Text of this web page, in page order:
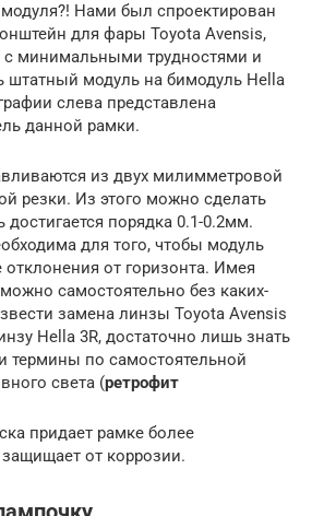
Нами был спроектирован
для фары Toyota Avensis,
с минимальными трудностями и
штатный модуль на бимодуль Hella
слева представлена
данной рамки.
из двух милимметровой
резки. Из этого можно сделать
достигается порядка 0.1-0.2мм.
для того, чтобы модуль
от горизонта. Имея
самостоятельно без каких-
замена линзы Toyota Avensis
Hella 3R, достаточно лишь знать
термины по самостоятельной
света (ретрофит
придает рамке более
от коррозии.